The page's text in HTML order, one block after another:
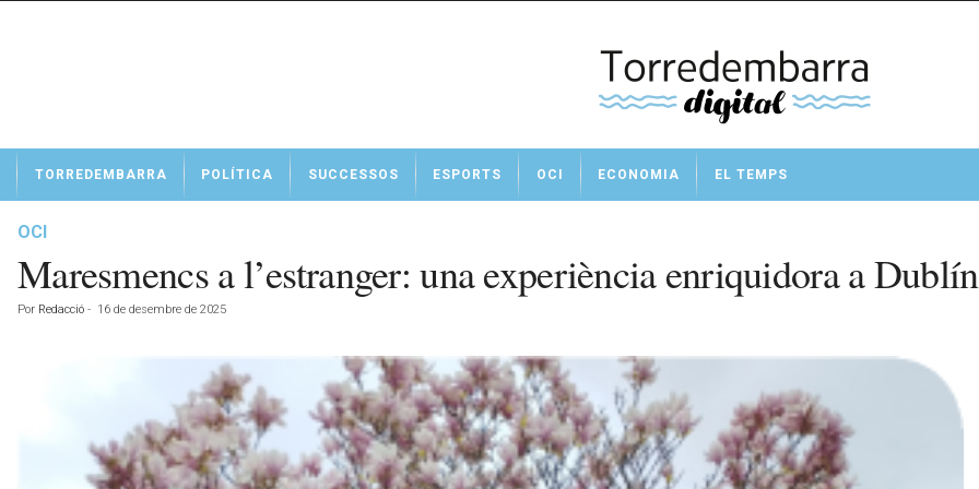
t
TORREDEMBARRA POLÍTICA SUCCESSOS ESPORTS OCI ECONOMIA EL TEMPS
OCI
Maresmencs a l’estranger: una experiència enriquidora a Dublín
Por Redacció - 16 de desembre de 2025